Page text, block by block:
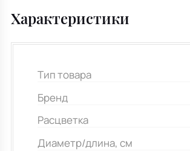
Характеристики
Тип товара
Бренд
Расцветка
Диаметр/длина, см